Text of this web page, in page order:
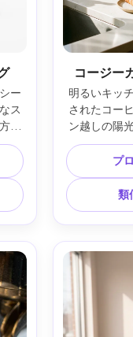
ー
ス
三
ン
ト
コージー
明るいキッ
されたコー
ン越しの陽
近くの陶器
ーム、温か
ン、Fujifilm
チュラルな
ス
プ
類